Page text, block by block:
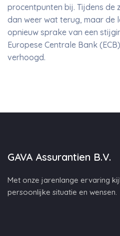
procentpunten bij. Tijdens de
dan weer wat terug, maar de
opnieuw sprake van een
Europese Centrale Bank
verhoogd.
GAVA Assurantien B.V.
Met onze jarenlange ervaring
persoonlijke situatie en wensen.